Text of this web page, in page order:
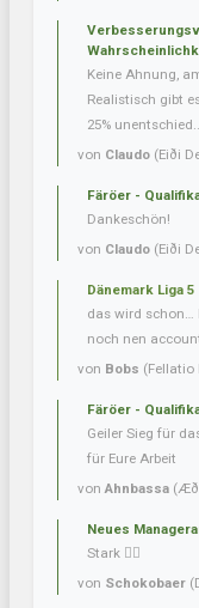
Keine Ahnung,
Realistisch gibt
25%
von Claudo (Eiði
Färöer -
Dankeschön!
von Claudo (Eiði
Dänemark Liga 5
das wird schon…
noch nen
von Bobs (Fellatio
Färöer -
Geiler Sieg für
für Eure Arbeit
vonAhnbassa
Neues
Stark 👍🏼
von Schokobaer